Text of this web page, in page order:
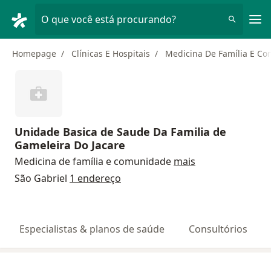
O que você está procurando?
Homepage Clínicas E Hospitais Medicina De Família E
Unidade Basica de Saude Da Familia de
Gameleira Do Jacare
Medicina de família e comunidade mais
São Gabriel 1 endereço
Especialistas & planos de saúde Consultórios